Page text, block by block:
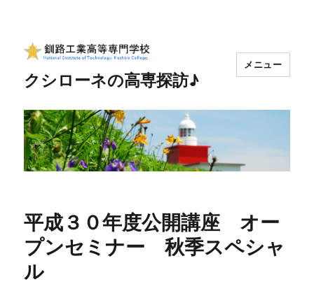
クシローネの高専探訪♪
メニュー
平成３０年度公開講座 オー
プンセミナー 秋季スペシャ
ル